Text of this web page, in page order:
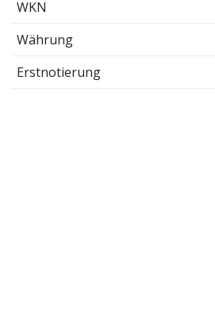
WKN
Währung
Erstnotierung